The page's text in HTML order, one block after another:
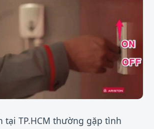
tại TP.HCM thường gặp tình